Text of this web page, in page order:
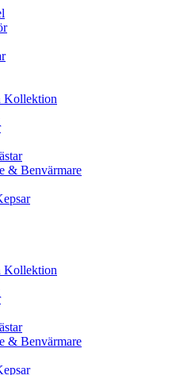
Kollektion
& Benvärmare
Kollektion
& Benvärmare